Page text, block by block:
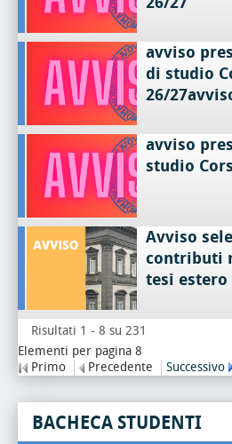
avviso
di studio
26/
avviso
studio
Avviso
contributi
tesi estero
Risultati 1 - 8 su 231
Elementi per pagina 8
Primo
Precedente Successivo
BACHECA STUDENTI